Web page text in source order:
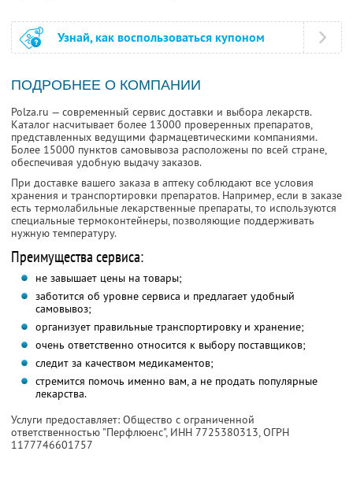
Узнай, как воспользоваться купоном
ПОДРОБНЕЕ О КОМПАНИИ
Polza.ru — современный сервис доставки и выбора лекарств.
Каталог насчитывает более 13000 проверенных препаратов,
представленных ведущими фармацевтическими компаниями.
Более 15000 пунктов самовывоза расположены по всей стране,
обеспечивая удобную выдачу заказов.
При доставке вашего заказа в аптеку соблюдают все условия
хранения и транспортировки препаратов. Например, если в заказе
есть термолабильные лекарственные препараты, то используются
специальные термоконтейнеры, позволяющие поддерживать
нужную температуру.
Преимущества сервиса:
не завышает цены на товары;
заботится об уровне сервиса и предлагает удобный
самовывоз;
организует правильные транспортировку и хранение;
очень ответственно относится к выбору поставщиков;
следит за качеством медикаментов;
стремится помочь именно вам, а не продать популярные
лекарства.
Услуги предоставляет: Общество с ограниченной
ответственностью "Перфлюенс", ИНН 7725380313, ОГРН
1177746601757